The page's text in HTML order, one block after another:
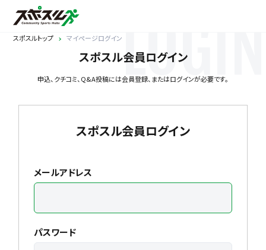
スポスルトップ マイページログイン
スポスル会員ログイン
申込、クチコミ、Q&A投稿には会員登録、またはログインが必要です。
LOGIN
スポスル会員ログイン
メールアドレス
パスワード